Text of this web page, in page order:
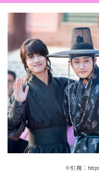
※引用：